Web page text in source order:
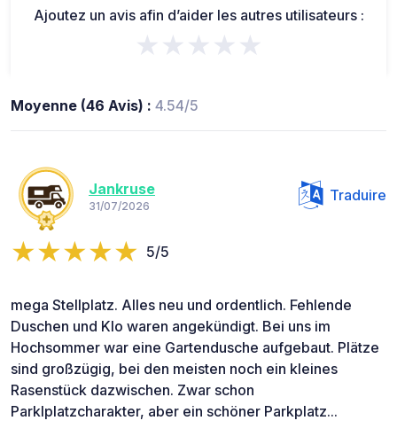
Ajoutez un avis afin d’aider les autres utilisateurs :
★★★★★
Moyenne (46 Avis) : 4.54/5
Jankruse
31/07/2026
Traduire
5/5
mega Stellplatz. Alles neu und ordentlich. Fehlende
Duschen und Klo waren angekündigt. Bei uns im
Hochsommer war eine Gartendusche aufgebaut. Plätze
sind großzügig, bei den meisten noch ein kleines
Rasenstück dazwischen. Zwar schon
Parklplatzcharakter, aber ein schöner Parkplatz...